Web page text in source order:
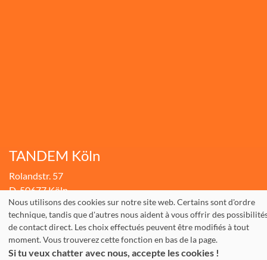
TANDEM Köln
Rolandstr. 57
D-50677 Köln
+49.(0)221.310 10 30
Fax: +49.(0)221.310 10 74
info@tandem-koeln.de
Nous utilisons des cookies sur notre site web. Certains sont d'ordre
technique, tandis que d'autres nous aident à vous offrir des
de contact direct. Les choix effectués peuvent être modifiés à tout
moment. Vous trouverez cette fonction en bas de la page.
Si tu veux chatter avec nous, accepte les cookies !